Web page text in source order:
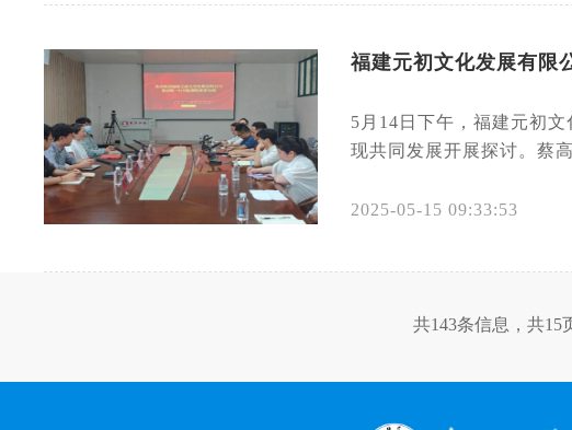
福建元初文化发展有限
5月14日下午，福建元初
现共同发展开展探讨。蔡
2025-05-15 09:33:53
共143条信息，共15